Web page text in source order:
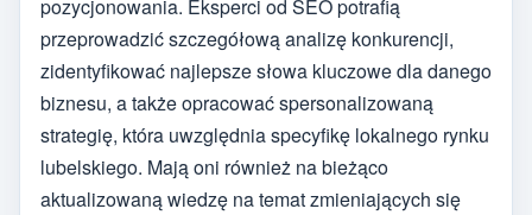
pozycjonowania. Eksperci od SEO potrafią
przeprowadzić szczegółową analizę konkurencji,
zidentyfikować najlepsze słowa kluczowe dla danego
biznesu, a także opracować spersonalizowaną
strategię, która uwzględnia specyfikę lokalnego rynku
lubelskiego. Mają oni również na bieżąco
aktualizowaną wiedzę na temat zmieniających się